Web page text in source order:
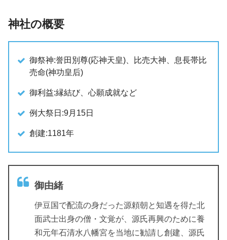
神社の概要
御祭神:誉田別尊(応神天皇)、比売大神、息長帯比
売命(神功皇后)
御利益:縁結び、心願成就など
例大祭日:9月15日
創建:1181年
御由緒
伊豆国で配流の身だった源頼朝と知遇を得た北
面武士出身の僧・文覚が、源氏再興のために養
和元年石清水八幡宮を当地に勧請し創建、源氏